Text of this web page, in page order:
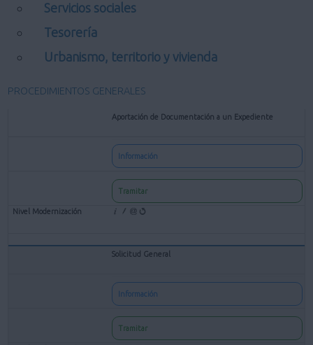
Servicios sociales
Tesorería
Urbanismo, territorio y vivienda
PROCEDIMIENTOS GENERALES
Aportación de Documentación a un Expediente
Información
Tramitar
Solicitud General
Información
Tramitar